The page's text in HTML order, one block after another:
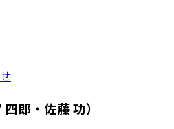
郎・佐藤 功）